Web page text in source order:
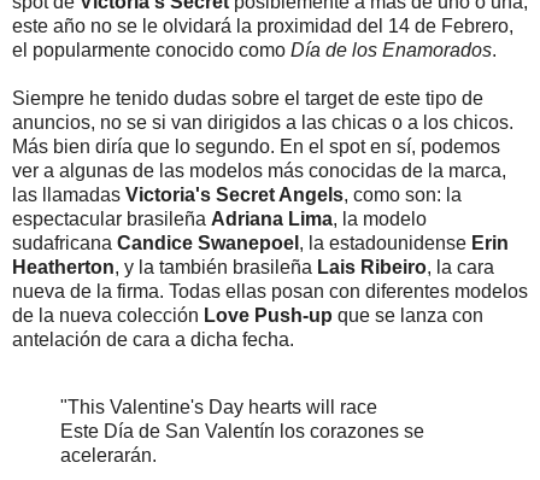
este año no se le olvidará la proximidad del 14 de Febrero,
el popularmente conocido como Día de los Enamorados.
Siempre he tenido dudas sobre el target de este tipo de
anuncios, no se si van dirigidos a las chicas o a los chicos.
Más bien diría que lo segundo. En el spot en sí, podemos
ver a algunas de las modelos más conocidas de la marca,
las llamadas Victoria's Secret Angels, como son: la
espectacular brasileña Adriana Lima, la modelo
sudafricana Candice Swanepoel , la estadounidense Erin
Heatherton, y la también brasileña Lais Ribeiro, la cara
nueva de la firma. Todas ellas posan con diferentes modelos
de la nueva colección Love Push-up que se lanza con
antelación de cara a dicha fecha.
"This Valentine's Day hearts will race
Este Día de San Valentín los corazones se
acelerarán.